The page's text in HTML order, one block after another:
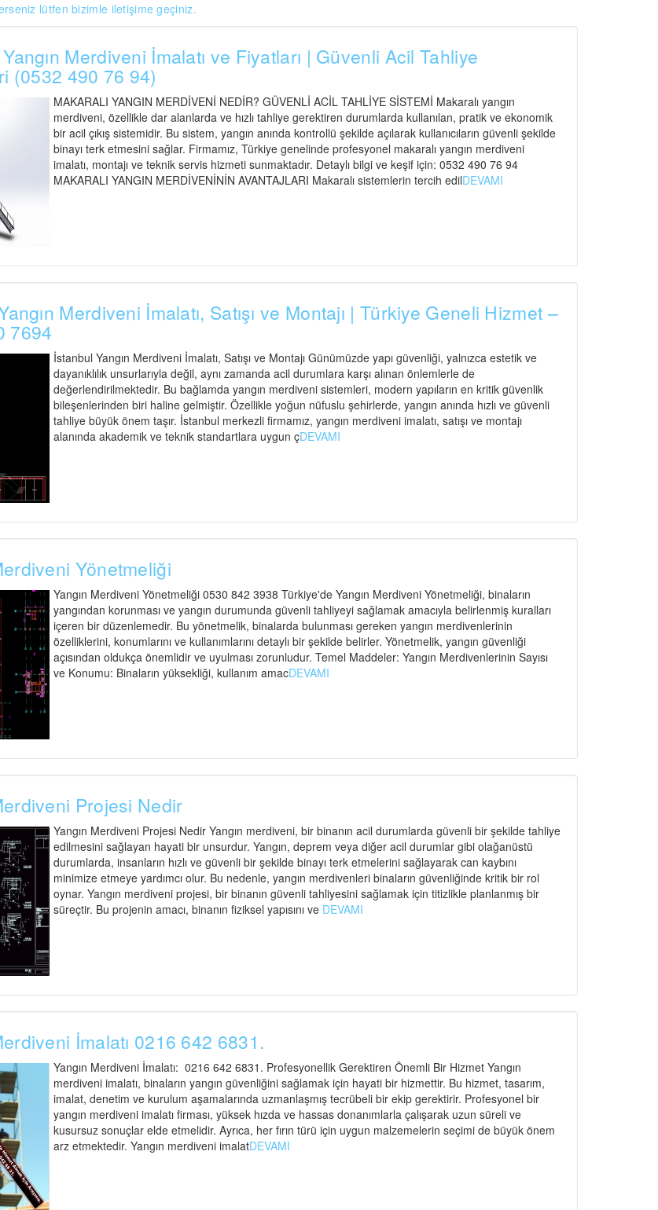
lütfen bizimle iletişime geçiniz.
Merdiveni İmalatı ve Fiyatları | Güvenli Acil Tahliye
(0532 490 76 94)
MAKARALI YANGIN MERDİVENİ NEDİR? GÜVENLİ ACİL TAHLİYE SİSTEMİ Makaralı yangın
merdiveni, özellikle dar alanlarda ve hızlı tahliye gerektiren durumlarda kullanılan, pratik ve ekonomik
bir acil çıkış sistemidir. Bu sistem, yangın anında kontrollü şekilde açılarak kullanıcıların güvenli şekilde
binayı terk etmesini sağlar. Firmamız, Türkiye genelinde profesyonel makaralı yangın merdiveni
imalatı, montajı ve teknik servis hizmeti sunmaktadır. Detaylı bilgi ve keşif için: 0532 490 76 94
MAKARALI YANGIN MERDİVENİNİN AVANTAJLARI Makaralı sistemlerin tercih edilDEVAMI
Merdiveni İmalatı, Satışı ve Montajı | Türkiye Geneli Hizmet –
7694
İstanbul Yangın Merdiveni İmalatı, Satışı ve Montajı Günümüzde yapı güvenliği, yalnızca estetik ve
dayanıklılık unsurlarıyla değil, aynı zamanda acil durumlara karşı alınan önlemlerle de
değerlendirilmektedir. Bu bağlamda yangın merdiveni sistemleri, modern yapıların en kritik güvenlik
bileşenlerinden biri haline gelmiştir. Özellikle yoğun nüfuslu şehirlerde, yangın anında hızlı ve güvenli
tahliye büyük önem taşır. İstanbul merkezli firmamız, yangın merdiveni imalatı, satışı ve montajı
alanında akademik ve teknik standartlara uygun çDEVAMI
Yönetmeliği
Yangın Merdiveni Yönetmeliği 0530 842 3938 Türkiye'de Yangın Merdiveni Yönetmeliği, binaların
yangından korunması ve yangın durumunda güvenli tahliyeyi sağlamak amacıyla belirlenmiş kuralları
içeren bir düzenlemedir. Bu yönetmelik, binalarda bulunması gereken yangın merdivenlerinin
özelliklerini, konumlarını ve kullanımlarını detaylı bir şekilde belirler. Yönetmelik, yangın güvenliği
açısından oldukça önemlidir ve uyulması zorunludur. Temel Maddeler: Yangın Merdivenlerinin Sayısı
ve Konumu: Binaların yüksekliği, kullanım amacDEVAMI
Projesi Nedir
Yangın Merdiveni Projesi Nedir Yangın merdiveni, bir binanın acil durumlarda güvenli bir şekilde tahliye
edilmesini sağlayan hayati bir unsurdur. Yangın, deprem veya diğer acil durumlar gibi olağanüstü
durumlarda, insanların hızlı ve güvenli bir şekilde binayı terk etmelerini sağlayarak can kaybını
minimize etmeye yardımcı olur. Bu nedenle, yangın merdivenleri binaların güvenliğinde kritik bir rol
oynar. Yangın merdiveni projesi, bir binanın güvenli tahliyesini sağlamak için titizlikle planlanmış bir
süreçtir. Bu projenin amacı, binanın fiziksel yapısını ve DEVAMI
İmalatı 0216 642 6831.
Yangın Merdiveni İmalatı: 0216 642 6831. Profesyonellik Gerektiren Önemli Bir Hizmet Yangın
merdiveni imalatı, binaların yangın güvenliğini sağlamak için hayati bir hizmettir. Bu hizmet, tasarım,
imalat, denetim ve kurulum aşamalarında uzmanlaşmış tecrübeli bir ekip gerektirir. Profesyonel bir
yangın merdiveni imalatı firması, yüksek hızda ve hassas donanımlarla çalışarak uzun süreli ve
kusursuz sonuçlar elde etmelidir. Ayrıca, her fırın türü için uygun malzemelerin seçimi de büyük önem
arz etmektedir. Yangın merdiveni imalatDEVAMI